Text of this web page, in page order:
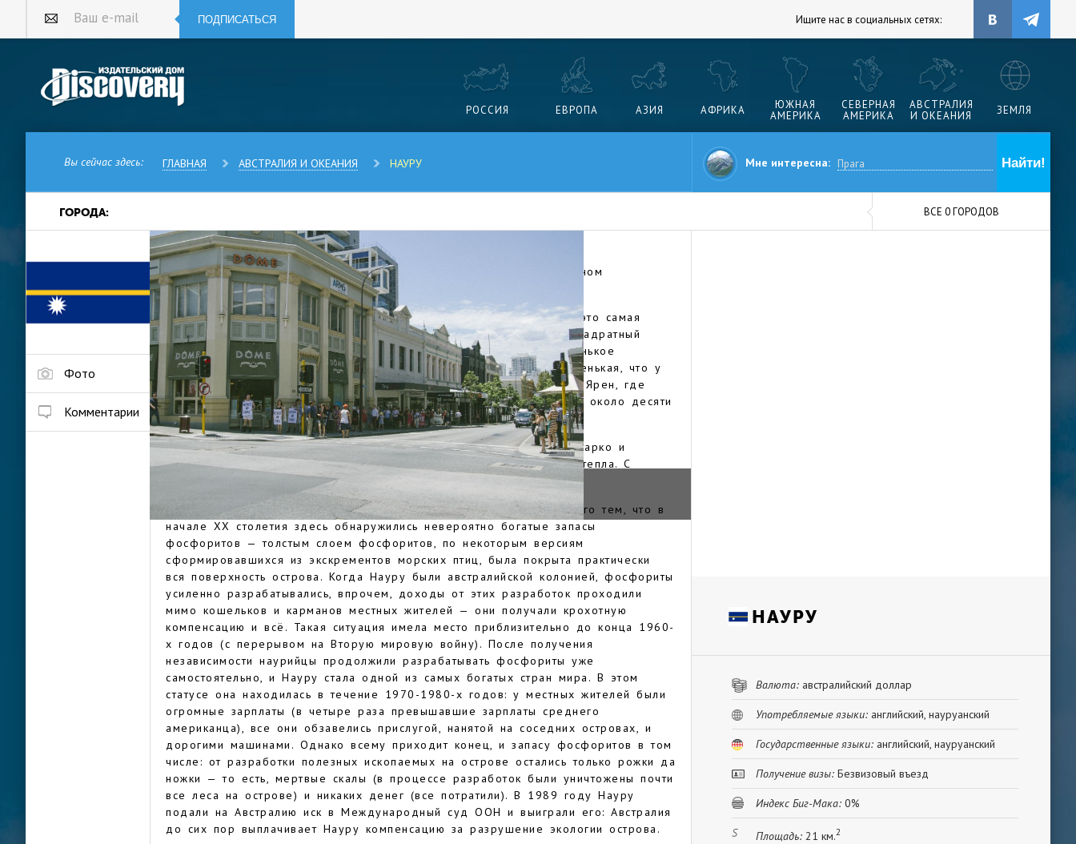
Ваш e-mail ПОДПИСАТЬСЯ Ищите нас в социальных сетях:
РОССИЯ ЕВРОПА АЗИЯ АФРИКА
ЮЖНАЯ
АМЕРИКА
СЕВЕРНАЯ
АМЕРИКА
АВСТРАЛИЯ
И ОКЕАНИЯ
ЗЕМЛЯ
Вы сейчас здесь: ГЛАВНАЯ АВСТРАЛИЯ И ОКЕАНИЯ НАУРУ Мне интересна:
ГОРОДА: ВСЕ 0 ГОРОДОВ
Фото
Комментарии
НАУРУ
Сегодня речь пойдет о стране с поучительной историей — островном
государстве Науру.
Науру — это этакая географическая и политическая Дюймовочка: это самая
маленькая независимая республика на планете Земля (всего 21 квадратный
километр), самое маленькое островное государство и самое маленькое
государство за пределами Европы. Науру — страна настолько маленькая, что у
нее нет даже официальной столицы (хотя в Науру имеется город Ярен, где
находятся местный парламент и аэропорт). Проживает здесь всего около десяти
тысяч человек.
На Науру царит экваториальный муссонный климат, здесь всегда жарко и
влажно. Круглый год температура здесь — от 27 до 40 градусов тепла. С
ноября по февраль длится дождливый сезон.
Помимо своих размеров, государство Науру известно, прежде всего тем, что в
начале XX столетия здесь обнаружились невероятно богатые запасы
фосфоритов — толстым слоем фосфоритов, по некоторым версиям
сформировавшихся из экскрементов морских птиц, была покрыта практически
вся поверхность острова. Когда Науру были австралийской колонией, фосфориты
усиленно разрабатывались, впрочем, доходы от этих разработок проходили
мимо кошельков и карманов местных жителей — они получали крохотную
компенсацию и всё. Такая ситуация имела место приблизительно до конца 1960-
х годов (с перерывом на Вторую мировую войну). После получения
независимости наурийцы продолжили разрабатывать фосфориты уже
самостоятельно, и Науру стала одной из самых богатых стран мира. В этом
статусе она находилась в течение 1970-1980-х годов: у местных жителей были
огромные зарплаты (в четыре раза превышавшие зарплаты среднего
американца), все они обзавелись прислугой, нанятой на соседних островах, и
дорогими машинами. Однако всему приходит конец, и запасу фосфоритов в том
числе: от разработки полезных ископаемых на острове остались только рожки да
ножки — то есть, мертвые скалы (в процессе разработок были уничтожены почти
все леса на острове) и никаких денег (все потратили). В 1989 году Науру
подали на Австралию иск в Международный суд ООН и выиграли его: Австралия
до сих пор выплачивает Науру компенсацию за разрушение экологии острова.
НАУРУ
Валюта: австралийский доллар
Употребляемые языки: английский, науруанский
Государственные языки: английский, науруанский
Получение визы: Безвизовый въезд
Индекс Биг-Мака: 0%
Площадь: 21 км.2